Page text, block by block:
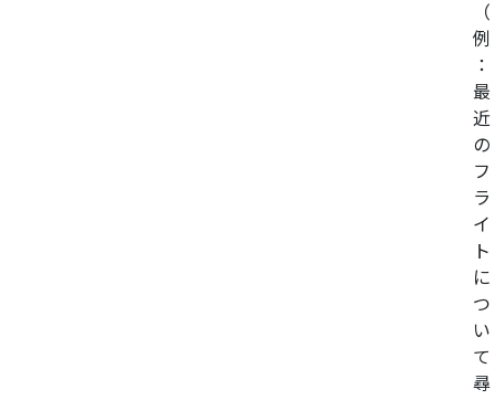
（
例
：
最
近
の
フ
ラ
イ
ト
に
つ
い
て
尋